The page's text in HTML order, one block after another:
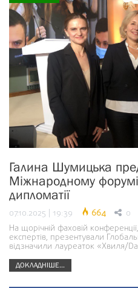
Галина Шумицька
Міжнародному форумі
дипломатії
07.10.2025 | 19:39 664 0
На щорічній фаховій
експертів, презентували
відзначили лауреаток «Хвиля/
ДОКЛАДНІШЕ...